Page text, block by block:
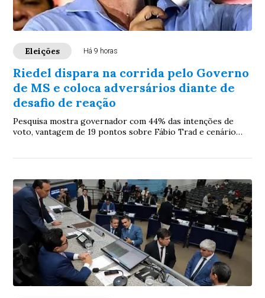
Eleições Há 9 horas
Riedel dispara na corrida pelo Governo
de MS e coloca adversários diante de
desafio de reação
Pesquisa mostra governador com 44% das intenções de
voto, vantagem de 19 pontos sobre Fábio Trad e cenário